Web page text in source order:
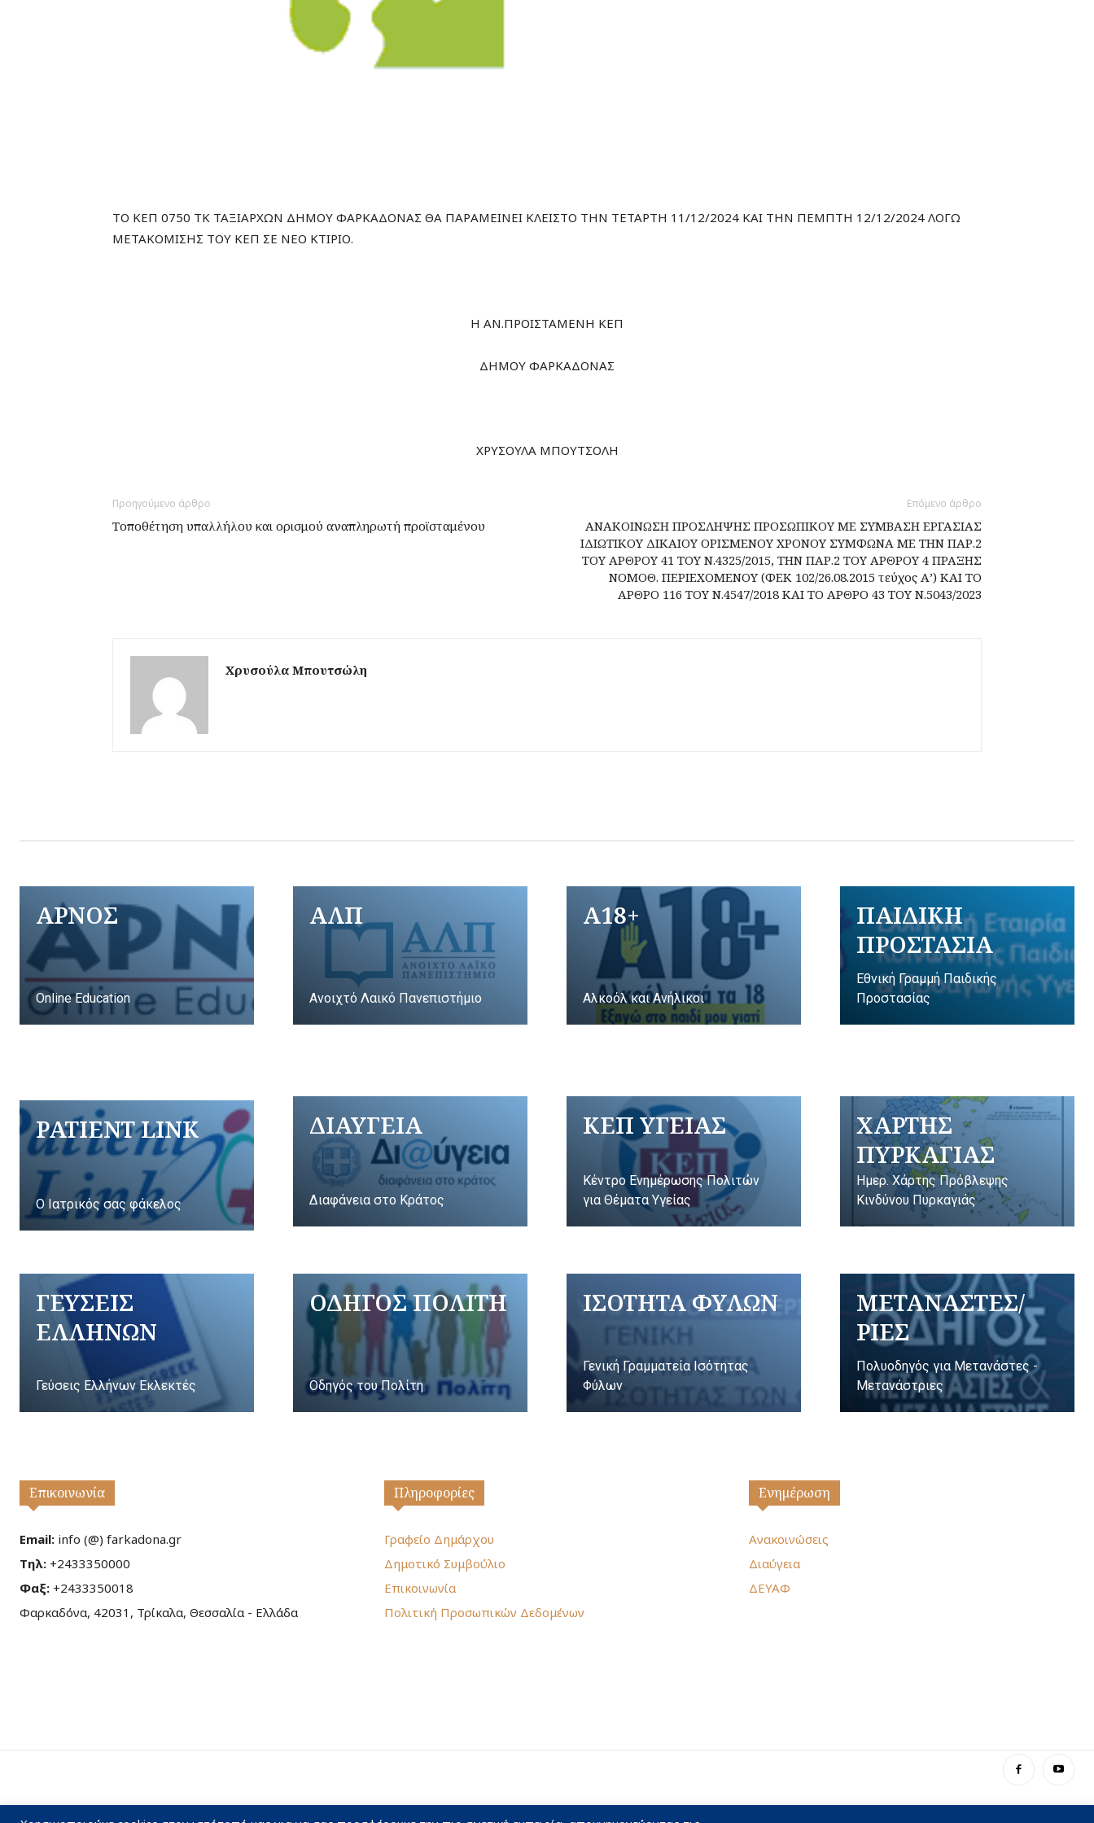
ΤΟ ΚΕΠ 0750 ΤΚ ΤΑΞΙΑΡΧΩΝ ΔΗΜΟΥ ΦΑΡΚΑΔΟΝΑΣ ΘΑ ΠΑΡΑΜΕΙΝΕΙ ΚΛΕΙΣΤΟ ΤΗΝ ΤΕΤΑΡΤΗ 11/12/2024 ΚΑΙ ΤΗΝ ΠΕΜΠΤΗ 12/12/2024 ΛΟΓΩ
ΜΕΤΑΚΟΜΙΣΗΣ ΤΟΥ ΚΕΠ ΣΕ ΝΕΟ ΚΤΙΡΙΟ.
Η ΑΝ.ΠΡΟΙΣΤΑΜΕΝΗ ΚΕΠ
ΔΗΜΟΥ ΦΑΡΚΑΔΟΝΑΣ
ΧΡΥΣΟΥΛΑ ΜΠΟΥΤΣΟΛΗ
Προηγούμενο άρθρο
Τοποθέτηση υπαλλήλου και ορισμού αναπληρωτή προϊσταμένου
Επόμενο άρθρο
ΑΝΑΚΟΙΝΩΣΗ ΠΡΟΣΛΗΨΗΣ ΠΡΟΣΩΠΙΚΟΥ ΜΕ ΣΥΜΒΑΣΗ ΕΡΓΑΣΙΑΣ
ΙΔΙΩΤΙΚΟΥ ΔΙΚΑΙΟΥ ΟΡΙΣΜΕΝΟΥ ΧΡΟΝΟΥ ΣΥΜΦΩΝΑ ΜΕ ΤΗΝ ΠΑΡ.2
ΤΟΥ ΑΡΘΡΟΥ 41 ΤΟΥ Ν.4325/2015, ΤΗΝ ΠΑΡ.2 ΤΟΥ ΑΡΘΡΟΥ 4 ΠΡΑΞΗΣ
ΝΟΜΟΘ. ΠΕΡΙΕΧΟΜΕΝΟΥ (ΦΕΚ 102/26.08.2015 τεύχος Α’) ΚΑΙ ΤΟ
ΑΡΘΡΟ 116 ΤΟΥ Ν.4547/2018 ΚΑΙ ΤΟ ΑΡΘΡΟ 43 ΤΟΥ Ν.5043/2023
Χρυσούλα Μπουτσώλη
ΑΡΝΟΣ
Online Education
ΑΛΠ
Ανοιχτό Λαικό Πανεπιστήμιο
A18+
Αλκοόλ και Ανήλικοι
ΠΑΙΔΙΚΗ
ΠΡΟΣΤΑΣΙΑ
Εθνική Γραμμή Παιδικής
Προστασίας
PATIENT LINK
Ο Ιατρικός σας φάκελος
ΔΙΑΥΓΕΙΑ
Διαφάνεια στο Κράτος
ΚΕΠ ΥΓΕΙΑΣ
Κέντρο Ενημέρωσης Πολιτών
για Θέματα Υγείας
ΧΑΡΤΗΣ
ΠΥΡΚΑΓΙΑΣ
Ημερ. Χάρτης Πρόβλεψης
Κινδύνου Πυρκαγιάς
ΓΕΥΣΕΙΣ
ΕΛΛΗΝΩΝ
Γεύσεις Ελλήνων Εκλεκτές
ΟΔΗΓΟΣ ΠΟΛΙΤΗ
Οδηγός του Πολίτη
ΙΣΟΤΗΤΑ ΦΥΛΩΝ
Γενική Γραμματεία Ισότητας
Φύλων
ΜΕΤΑΝΑΣΤΕΣ/
ΡΙΕΣ
Πολυοδηγός για Μετανάστες -
Μετανάστριες
Επικοινωνία
Email: info (@) farkadona.gr
Τηλ: +2433350000
Φαξ: +2433350018
Φαρκαδόνα, 42031, Τρίκαλα, Θεσσαλία - Ελλάδα
Πληροφορίες
Γραφείο Δημάρχου
Δημοτικό Συμβούλιο
Επικοινωνία
Πολιτική Προσωπικών Δεδομένων
Ενημέρωση
Ανακοινώσεις
Διαύγεια
ΔΕΥΑΦ